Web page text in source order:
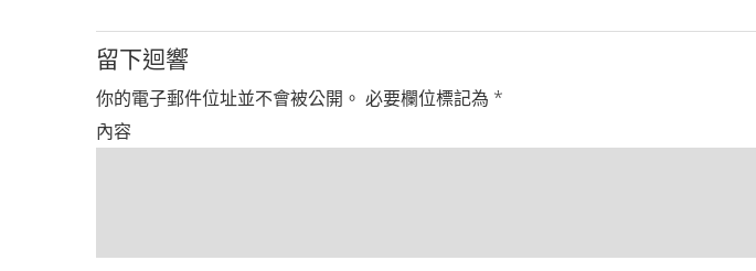
留下迴響
你的電子郵件位址並不會被公開。 必要欄位標記為 *
內容